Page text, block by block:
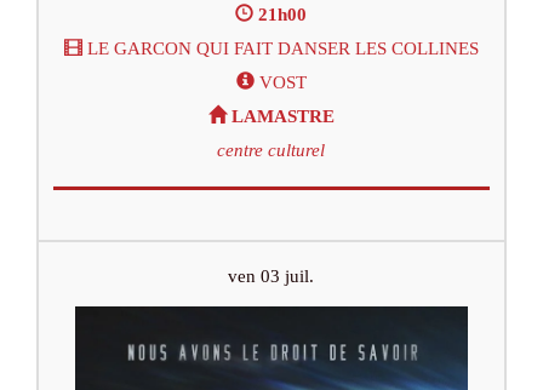
21h00
LE GARCON QUI FAIT DANSER LES COLLINES
VOST
LAMASTRE
centre culturel
ven 03 juil.